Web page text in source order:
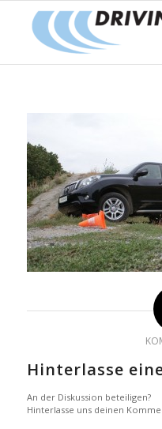
Hinterlasse
An der Diskussion beteiligen?
Hinterlasse uns deinen